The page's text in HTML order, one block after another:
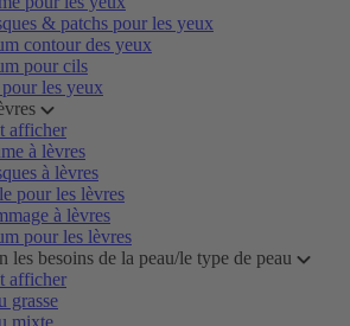
& patchs pour les yeux
contour des yeux
pour cils
les yeux
afficher
à lèvres
à lèvres
pour les lèvres
à lèvres
pour les lèvres
les besoins de la peau/le type de peau
afficher
grasse
mixte